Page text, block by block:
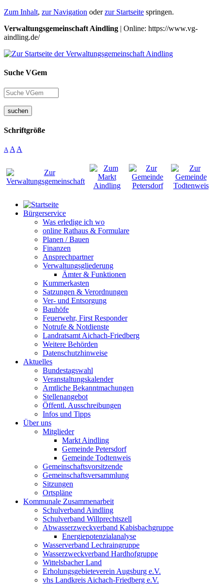
Zum Inhalt, zur Navigation oderzur Startseite springen.
Verwaltungsgemeinschaft Aindling | Online: https://www.vg-
aindling.de/
Suche VGem
suchen
Schriftgröße
A A A
Bürgerservice
Was erledige ich wo
online Rathaus & Formulare
Planen / Bauen
Finanzen
Ansprechpartner
Verwaltungsgliederung
Ämter & Funktionen
Kummerkasten
Satzungen & Verordnungen
Ver- und Entsorgung
Bauhöfe
Feuerwehr, First Responder
Notrufe & Notdienste
Landratsamt Aichach-Friedberg
Weitere Behörden
Datenschutzhinweise
Aktuelles
Bundestagswahl
Veranstaltungskalender
Amtliche Bekanntmachungen
Stellenangebot
Öffentl. Ausschreibungen
Infos und Tipps
Über uns
Mitglieder
Markt Aindling
Gemeinde Petersdorf
Gemeinde Todtenweis
Gemeinschaftsvorsitzende
Gemeinschaftsversammlung
Sitzungen
Ortspläne
Kommunale Zusammenarbeit
Schulverband Aindling
Schulverband Willprechtszell
Abwasserzweckverband Kabisbachgruppe
Energiepotenzialanalyse
Wasserverband Lechraingruppe
Wasserzweckverband Hardhofgruppe
Wittelsbacher Land
Erholungsgebieteverein Augsburg e.V.
vhs Landkreis Aichach-Friedberg e.V.